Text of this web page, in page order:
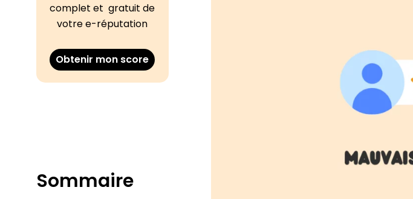
complet et gratuit de
votre e-réputation
Obtenir mon score
Sommaire